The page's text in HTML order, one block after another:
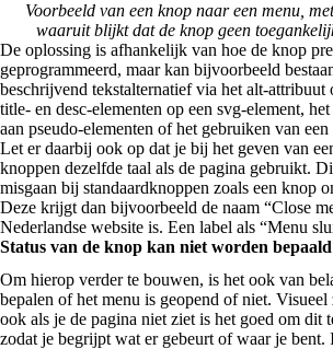
Voorbeeld van een knop naar een menu,
waaruit blijkt dat de knop geen
De oplossing is afhankelijk van hoe de knop
geprogrammeerd, maar kan bijvoorbeeld
beschrijvend tekstalternatief via het alt-attribuut
title- en desc-elementen op een svg-element,
aan pseudo-elementen of het gebruiken van
Let er daarbij ook op dat je bij het geven van
knoppen dezelfde taal als de pagina gebruikt.
misgaan bij standaardknoppen zoals een knop
Deze krijgt dan bijvoorbeeld de naam “Close
Nederlandse website is. Een label als “Menu
Status van de knop kan niet worden bepaald
Om hierop verder te bouwen, is het ook van
bepalen of het menu is geopend of niet. Visueel
ook als je de pagina niet ziet is het goed om dit
zodat je begrijpt wat er gebeurt of waar je